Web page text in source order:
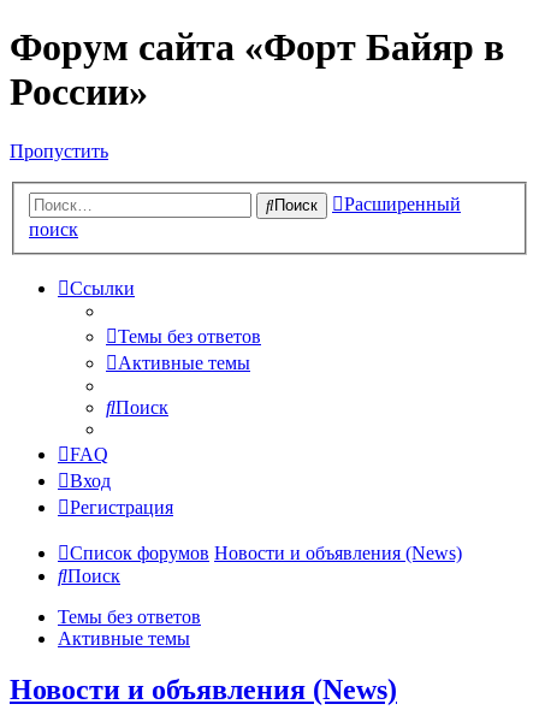
Форум сайта «Форт Байяр в
России»
Пропустить
Поиск
Расширенный
поиск
Ссылки
Темы без ответов
Активные темы
Поиск
FAQ
Вход
Регистрация
Список форумов Новости и объявления (News)
Поиск
Темы без ответов
Активные темы
Новости и объявления (News)